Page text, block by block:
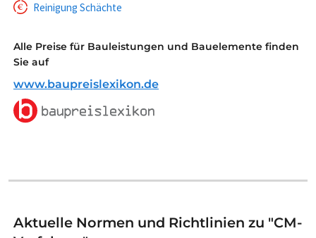
Reinigung Schächte
Alle Preise für Bauleistungen und Bauelemente finden
Sie auf
www.baupreislexikon.de
Aktuelle Normen und Richtlinien zu "CM-